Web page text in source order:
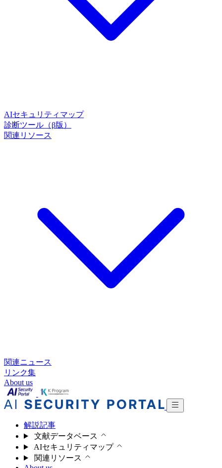
AIセキュリティマップ
診断ツール（β版）
関連リソース
関連ニュース
リンク集
About us
解説記事
文献データベース
AIセキュリティマップ
関連リソース